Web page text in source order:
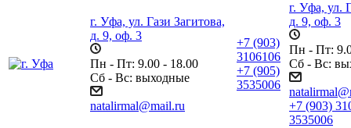
г. Уфа, ул. Гази Загитова,
д. 9, оф. 3
Пн - Пт: 9.00 - 18.00
Сб - Вс: выходные
natalirmal@mail.ru
+7 (903)
3106106
+7 (905)
3535006
г. Уфа, ул.
д. 9, оф. 3
Пн - Пт:
Сб - Вс:
+7 (903)
3535006